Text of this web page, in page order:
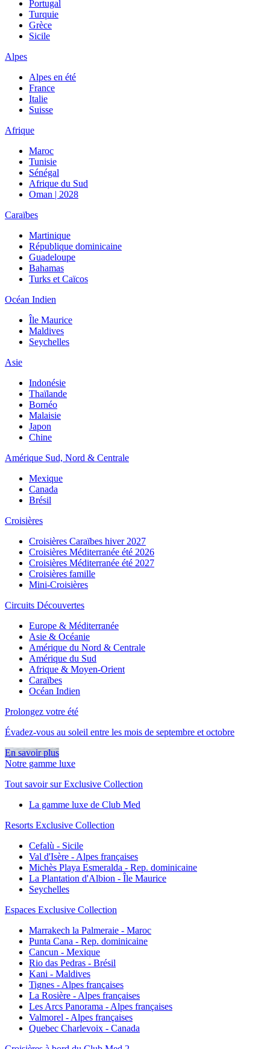
Portugal
Turquie
Grèce
Sicile
Alpes
Alpes en été
France
Italie
Suisse
Afrique
Maroc
Tunisie
Sénégal
Afrique du Sud
Oman | 2028
Caraïbes
Martinique
République dominicaine
Guadeloupe
Bahamas
Turks et Caïcos
Océan Indien
Île Maurice
Maldives
Seychelles
Asie
Indonésie
Thaïlande
Bornéo
Malaisie
Japon
Chine
Amérique Sud, Nord & Centrale
Mexique
Canada
Brésil
Croisières
Croisières Caraïbes hiver 2027
Croisières Méditerranée été 2026
Croisières Méditerranée été 2027
Croisières famille
Mini-Croisières
Circuits Découvertes
Europe & Méditerranée
Asie & Océanie
Amérique du Nord & Centrale
Amérique du Sud
Afrique & Moyen-Orient
Caraïbes
Océan Indien
Prolongez votre été
Évadez-vous au soleil entre les mois de septembre et octobre
En savoir plus
Notre gamme luxe
Tout savoir sur Exclusive Collection
La gamme luxe de Club Med
Resorts Exclusive Collection
Cefalù - Sicile
Val d'Isère - Alpes françaises
Michès Playa Esmeralda - Rep. dominicaine
La Plantation d'Albion - Île Maurice
Seychelles
Espaces Exclusive Collection
Marrakech la Palmeraie - Maroc
Punta Cana - Rep. dominicaine
Cancun - Mexique
Rio das Pedras - Brésil
Kani - Maldives
Tignes - Alpes françaises
La Rosière - Alpes françaises
Les Arcs Panorama - Alpes françaises
Valmorel - Alpes françaises
Quebec Charlevoix - Canada